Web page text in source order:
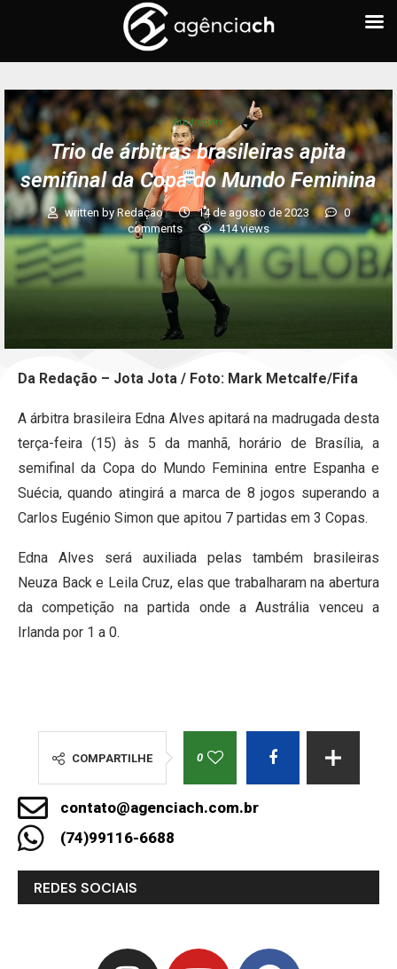
Arbitragem
Trio de árbitras brasileiras apita
semifinal da Copa do Mundo Feminina
written byRedação 14 de agosto de 2023
0
comments
414views
Da Redação – Jota Jota / Foto: Mark Metcalfe/Fifa
A árbitra brasileira Edna Alves apitará na madrugada desta
terça-feira (15) às 5 da manhã, horário de Brasília, a
semifinal da Copa do Mundo Feminina entre Espanha e
Suécia, quando atingirá a marca de 8 jogos superando a
Carlos Eugénio Simon que apitou 7 partidas em 3 Copas.
Edna Alves será auxiliada pelas também brasileiras
Neuza Back e Leila Cruz, elas que trabalharam na abertura
da competição na partida onde a Austrália venceu a
Irlanda por 1 a 0.
COMPARTILHE 0
contato@agenciach.com.br
(74)99116-6688
REDES SOCIAIS